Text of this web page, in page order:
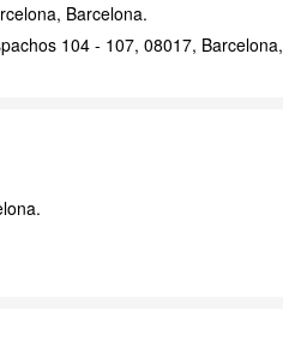
Barcelona.
104 - 107, 08017, Barcelona,